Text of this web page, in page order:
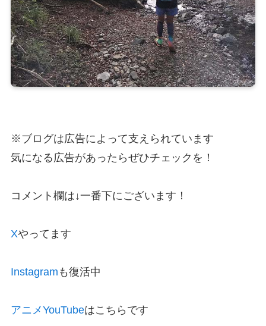
※ブログは広告によって支えられています
気になる広告があったらぜひチェックを！
コメント欄は↓一番下にございます！
Xやってます
Instagram も復活中
アニメYouTubeはこちらです